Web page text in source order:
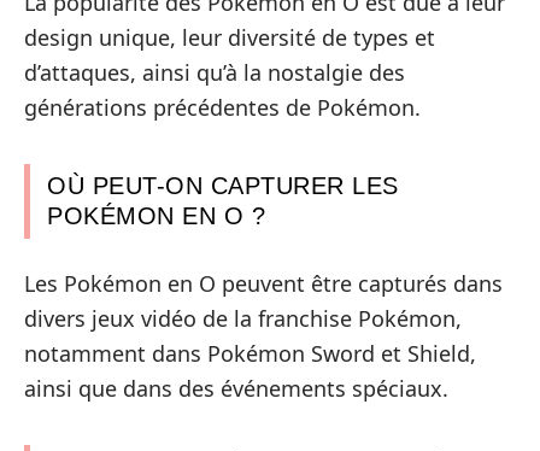
design unique, leur diversité de types et
d’attaques, ainsi qu’à la nostalgie des
générations précédentes de Pokémon.
OÙ PEUT-ON CAPTURER LES
POKÉMON EN O ?
Les Pokémon en O peuvent être capturés dans
divers jeux vidéo de la franchise Pokémon,
notamment dans Pokémon Sword et Shield,
ainsi que dans des événements spéciaux.